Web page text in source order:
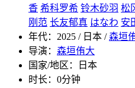
香 希科罗希 铃木砂羽 松
刚范 长友郁真 はなわ 安
年代： 2025 / 日本 /森垣
导演： 森垣侑大
国家/地区：
日本
时长： 0分钟